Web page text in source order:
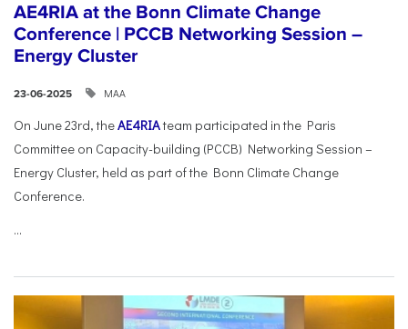
AE4RIA at the Bonn Climate Change
Conference | PCCB Networking Session –
Energy Cluster
23-06-2025 ΜΑΑ
On June 23rd, theAE4RIAteam participated in the Paris
Committee on Capacity-building (PCCB) Networking Session –
Energy Cluster, held as part of the Bonn Climate Change
Conference.
...